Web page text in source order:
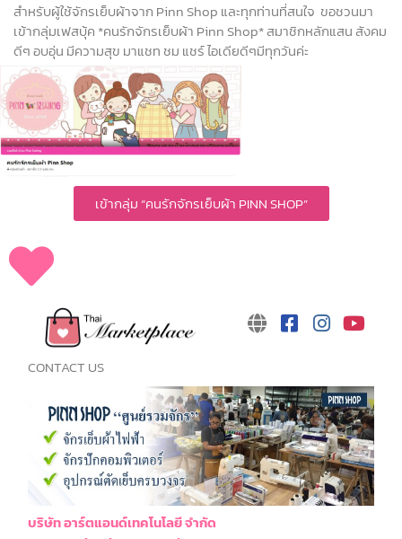
สำหรับผู้ใช้จักรเย็บผ้าจาก Pinn Shop และทุกท่านที่สนใจ ขอชวนมา
เข้ากลุ่มเฟสบุ้ค *คนรักจักรเย็บผ้า Pinn Shop* สมาชิกหลักแสน สังคม
ดีๆ อบอุ่น มีความสุข มาแชท ชม แชร์ ไอเดียดีๆมีทุกวันค่ะ
เข้ากลุ่ม “คนรักจักรเย็บผ้า PINN SHOP”
CONTACT US
บริษัท อาร์ตแอนด์เทคโนโลยี จำกัด